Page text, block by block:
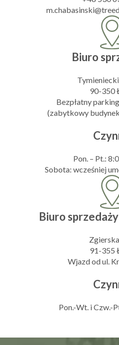
Biuro
90-350
Bezpłatny
(zabytkowy
Pon. – Pt.:
Sobota: wcześniej
Biuro
91-355
Wjazd od ul.
Pon.-Wt. i Czw.-